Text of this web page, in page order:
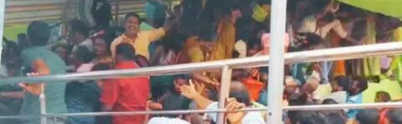
நெரிசலில் 10 பேர் பலி:
தகவல் தெரிவிக்காததே
காரணம்; முதல்வர் பேட்டி
எழுதியவர் Sekar Chinnappan Nov 01, 2025 05:08 pm